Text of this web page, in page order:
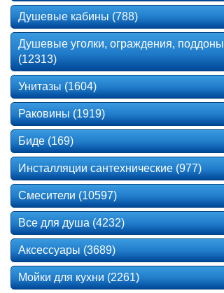
Душевые кабины (788)
Душевые уголки, ограждения, поддоны
(12313)
Унитазы (1604)
Раковины (1919)
Биде (169)
Инсталляции сантехнические (977)
Смесители (10597)
Все для душа (4232)
Аксессуары (3689)
Мойки для кухни (2261)